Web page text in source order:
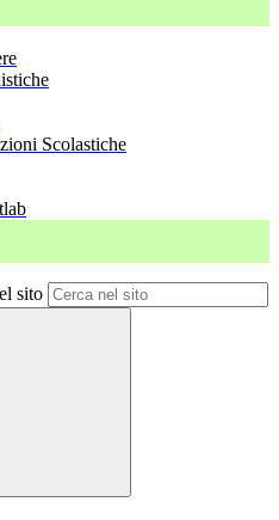
Scolastiche
sito